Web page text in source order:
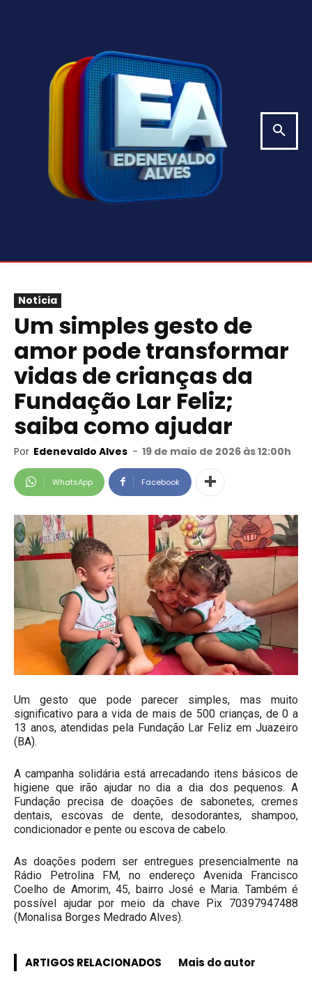
Notícia
Um simples gesto de
amor pode transformar
vidas de crianças da
Fundação Lar Feliz;
saiba como ajudar
Por Edenevaldo Alves - 19 de maio de 2026 às 12:00h
WhatsApp Facebook
Um gesto que pode parecer simples, mas muito
significativo para a vida de mais de 500 crianças, de 0 a
13 anos, atendidas pela Fundação Lar Feliz em Juazeiro
(BA).
A campanha solidária está arrecadando itens básicos de
higiene que irão ajudar no dia a dia dos pequenos. A
Fundação precisa de doações de sabonetes, cremes
dentais, escovas de dente, desodorantes, shampoo,
condicionador e pente ou escova de cabelo.
As doações podem ser entregues presencialmente na
Rádio Petrolina FM, no endereço Avenida Francisco
Coelho de Amorim, 45, bairro José e Maria. Também é
possível ajudar por meio da chave Pix 70397947488
(Monalisa Borges Medrado Alves).
ARTIGOS RELACIONADOS Mais do autor